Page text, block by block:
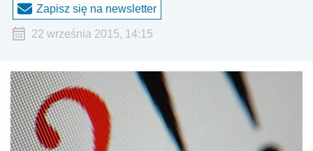
Zapisz się na newsletter
22 września 2015, 14:15